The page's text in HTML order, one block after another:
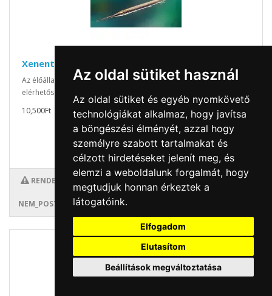
Az oldal sütiket használ
Az oldal sütiket és egyéb nyomkövető
technológiákat alkalmaz, hogy javítsa
a böngészési élményét, azzal hogy
személyre szabott tartalmakat és
célzott hirdetéseket jelenít meg, és
elemzi a weboldalunk forgalmát, hogy
megtudjuk honnan érkeztek a
látogatóink.
Elfogadom
Elutasítom
Beállítások megváltoztatása
Xenentodon cancila - Ezüst tűcsuka
Az élőállat választékunk folyamatosan változik, ezért érdeklődj
elérhetőségeink valamelyikén, ho..
10,500Ft
RENDELHETŐ!
NEM_POSTÁZZUK!